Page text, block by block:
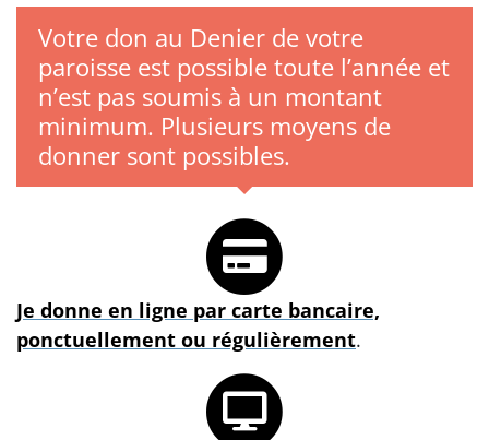
Votre don au Denier de votre
paroisse est possible toute l’année et
n’est pas soumis à un montant
minimum. Plusieurs moyens de
donner sont possibles.
Je donne en ligne par carte bancaire,
ponctuellement ou régulièrement.